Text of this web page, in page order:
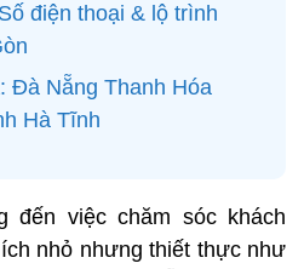
điện thoại & lộ trình
Đà Nẵng Thanh Hóa
Hà Tĩnh
đến việc chăm sóc khách
nhỏ nhưng thiết thực như